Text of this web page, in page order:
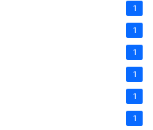
1
1
1
1
1
1